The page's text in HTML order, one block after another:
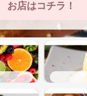
お店はコチラ！